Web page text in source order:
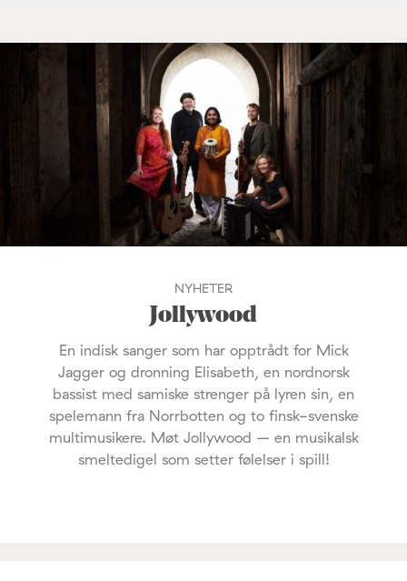
NYHETER
Jollywood
En indisk sanger som har opptrådt for Mick
Jagger og dronning Elisabeth, en nordnorsk
bassist med samiske strenger på lyren sin, en
spelemann fra Norrbotten og to finsk-svenske
multimusikere. Møt Jollywood – en musikalsk
smeltedigel som setter følelser i spill!